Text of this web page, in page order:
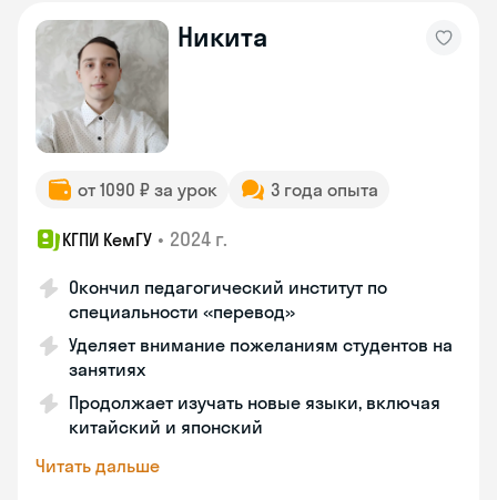
Никита
от 1090 ₽ за урок 3 года опыта
КГПИ КемГУ • 2024 г.
Окончил педагогический институт по
специальности «перевод»
Уделяет внимание пожеланиям студентов на
занятиях
Продолжает изучать новые языки, включая
китайский и японский
Читать дальше